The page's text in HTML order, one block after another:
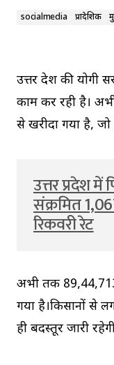
socialmedia प्रादेशिक
उत्तर प्रदेश की
काम कर रही है।
से खरीदा गया है,
उत्तर प्रदेश
संक्रमित
रिकवरी रेट
अभी तक
गया है।किसानों से
ही बदस्तूर जारी